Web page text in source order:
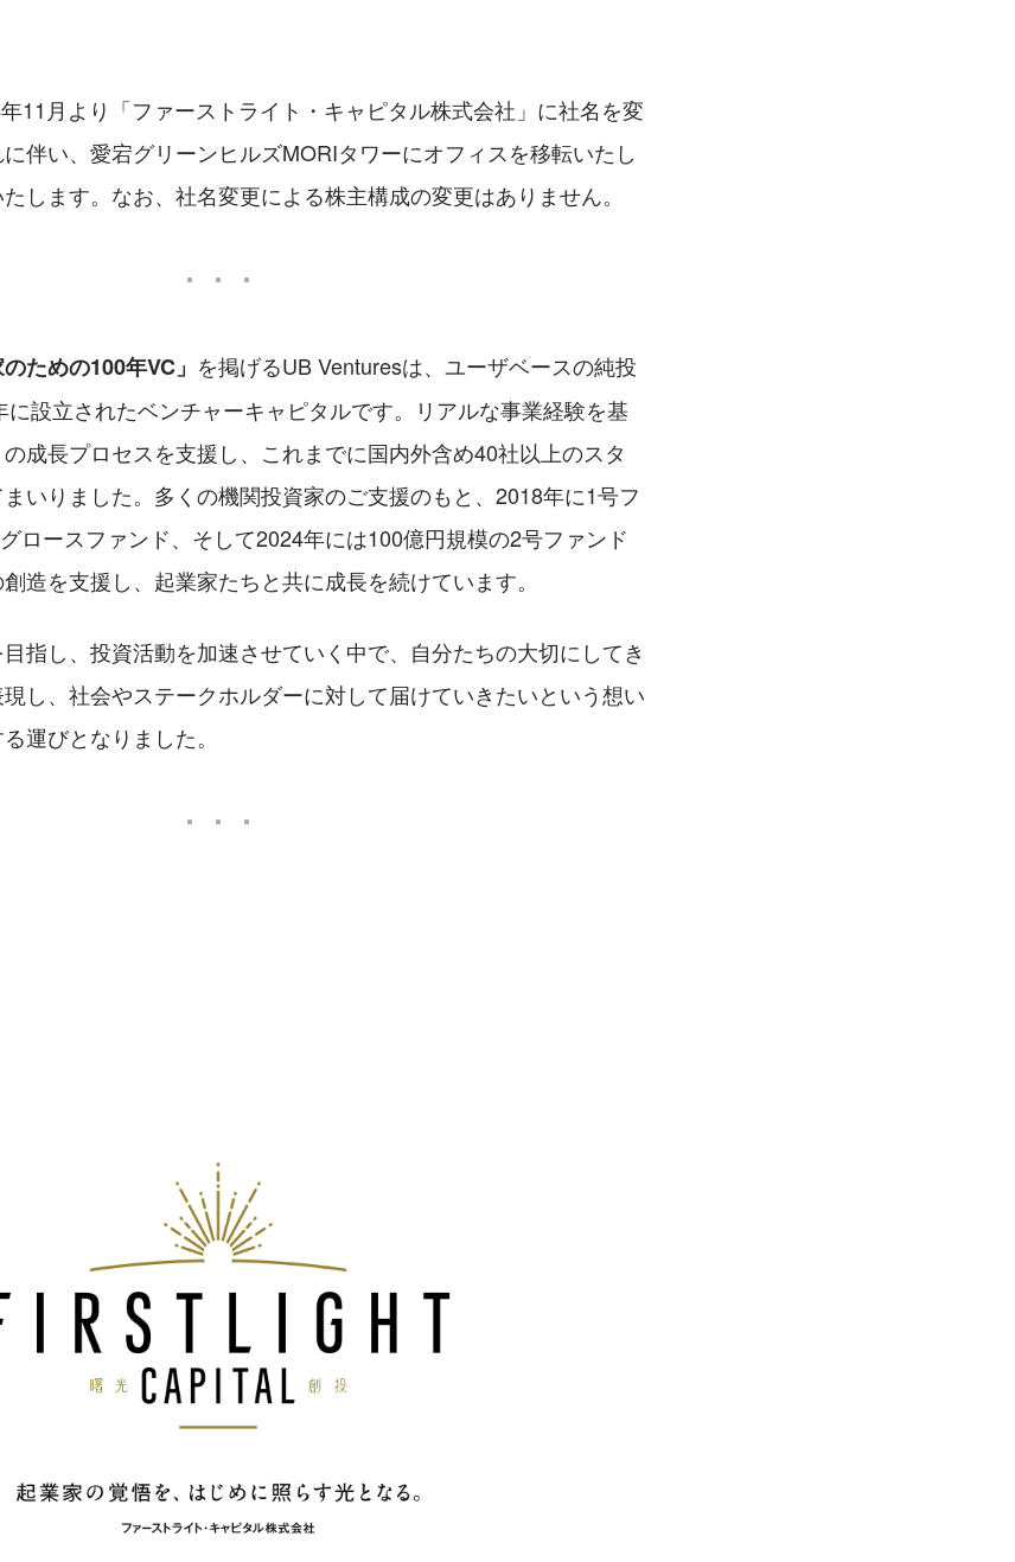
11月より「ファーストライト・キャピタル株式会社」に社名を変
伴い、愛宕グリーンヒルズMORIタワーにオフィスを移転いたし
します。なお、社名変更による株主構成の変更はありません。
ための100年VC」 を掲げるUB Venturesは、ユーザベースの純投
設立されたベンチャーキャピタルです。リアルな事業経験を基
成長プロセスを支援し、これまでに国内外含め40社以上のスタ
いりました。多くの機関投資家のご支援のもと、2018年に1号フ
ロースファンド、そして2024年には100億円規模の2号ファンド
造を支援し、起業家たちと共に成長を続けています。
指し、投資活動を加速させていく中で、自分たちの大切にしてき
し、社会やステークホルダーに対して届けていきたいという想い
運びとなりました。